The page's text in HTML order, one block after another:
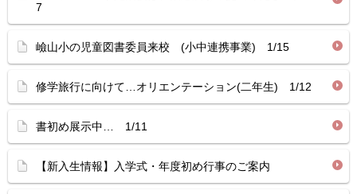
7
嶮山小の児童図書委員来校 (小中連携事業) 1/15
修学旅行に向けて…オリエンテーション(二年生) 1/12
書初め展示中… 1/11
【新入生情報】入学式・年度初め行事のご案内